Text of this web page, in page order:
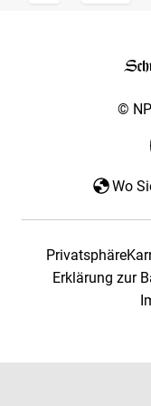
©
Wo
Privatsphäre
Erklärung zur